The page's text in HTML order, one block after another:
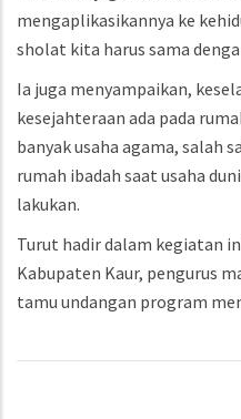
mengaplikasikannya ke
sholat kita harus sama
Ia juga menyampaikan,
kesejahteraan ada pada
banyak usaha agama, salah
rumah ibadah saat usaha
lakukan.
Turut hadir dalam kegiatan
Kabupaten Kaur, pengurus
tamu undangan program